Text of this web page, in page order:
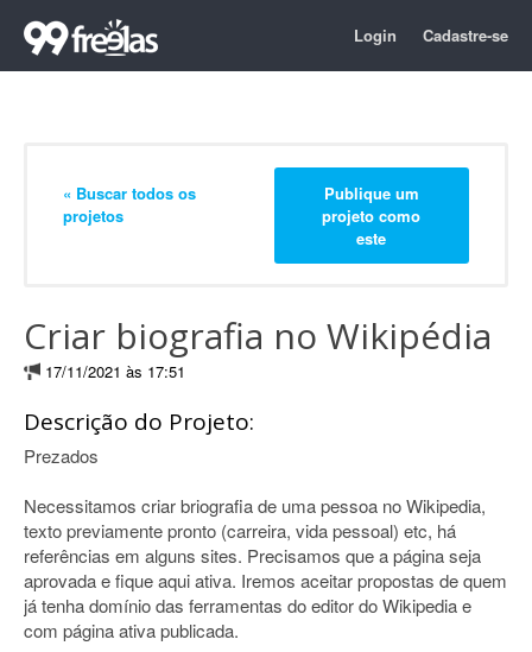
Login Cadastre-se
« Buscar todos os
projetos
Publique um
projeto como
este
Criar biografia no Wikipédia
17/11/2021 às 17:51
Descrição do Projeto:
Prezados
Necessitamos criar briografia de uma pessoa no Wikipedia,
texto previamente pronto (carreira, vida pessoal) etc, há
referências em alguns sites. Precisamos que a página seja
aprovada e fique aqui ativa. Iremos aceitar propostas de quem
já tenha domínio das ferramentas do editor do Wikipedia e
com página ativa publicada.